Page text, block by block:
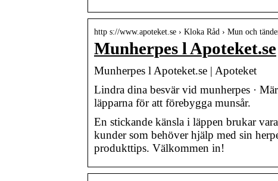
http s://www.apoteket.se › Kloka Råd › Mun och
Munherpes l Apoteket.se
Munherpes l Apoteket.se | Apoteket
Lindra dina besvär vid munherpes ·
läpparna för att förebygga munsår.
En stickande känsla i läppen brukar
kunder som behöver hjälp med sin
produkttips. Välkommen in!